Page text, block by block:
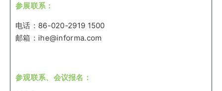
参展联系：
电话：86-020-2919 1500
邮箱：ihe@informa.com
参观联系、会议报名：